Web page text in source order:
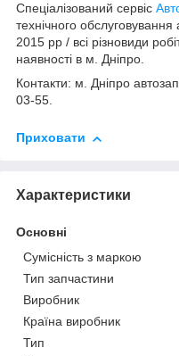
Спеціалізований сервіс
технічного
2015 рр / всі різновиди
наявності в м. Дніпро.
Контакти: м. Дніпро
03-55.
Приховати
Характеристики
Основні
Сумісність з маркою
Тип запчастини
Виробник
Країна виробник
Тип